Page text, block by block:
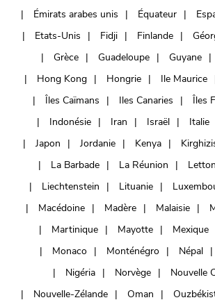
Émirats arabes unis
Équateur
Etats-Unis
Fidji Finlande
Grèce
Guadeloupe Guyane
Hong Kong
Hongrie Ile Maurice
Îles Caïmans
Iles Canaries Îles
Indonésie
Iran Israël Italie
Japon
Jordanie Kenya
La Barbade
La Réunion
Liechtenstein
Lituanie
Macédoine
Madère Malaisie
Martinique
Mayotte Mexique
Monaco
Monténégro Népal
Nigéria
Norvège
Nouvelle
Nouvelle-Zélande
Oman